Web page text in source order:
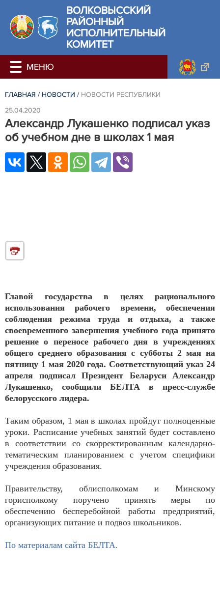
ВОЛКОВЫССКИЙ
РАЙОННЫЙ
ИСПОЛНИТЕЛЬНЫЙ
КОМИТЕТ
ГЛАВНАЯ / НОВОСТИ / НОВОСТИ РЕСПУБЛИКИ
25.04.2020
Александр Лукашенко подписал указ
об учебном дне в школах 1 мая
Главой государства в целях рационального
использования рабочего времени, обеспечения
соблюдения режима труда и отдыха, а также
своевременного завершения учебного года принято
решение о переносе рабочего дня в учреждениях
общего среднего образования с субботы 2 мая на
пятницу 1 мая 2020 года. Соответствующий указ 24
апреля подписал Президент Беларуси Александр
Лукашенко, сообщили БЕЛТА в пресс-службе
белорусского лидера.
Таким образом, 1 мая в школах пройдут полноценные
уроки. Расписание учебных занятий будет составлено
в соответствии со скорректированным календарно-
тематическим планированием с учетом специфики
учреждения образования.
Правительству, облисполкомам и Минскому
горисполкому поручено принять меры по
обеспечению бесперебойной работы предприятий,
организующих питание и подвоз школьников.
По материалам сайта БЕЛТА.